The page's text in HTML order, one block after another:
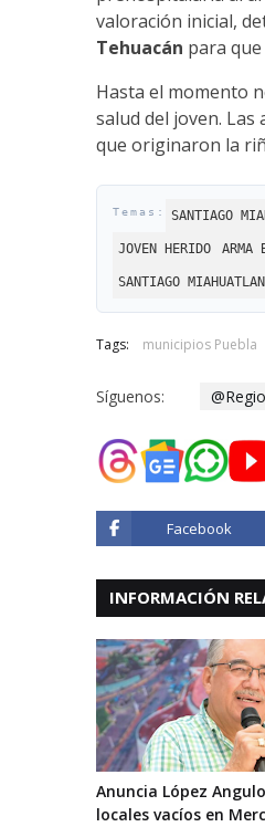
valoración inicial,
Tehuacán para
Hasta el momento
salud del joven.
que originaron la
SANTIAGO
JOVEN HERIDO ARMA
SANTIAGO
Tags: municipios Puebla
Síguenos:
Facebook
INFORMACIÓN
Anuncia López
locales vacíos en